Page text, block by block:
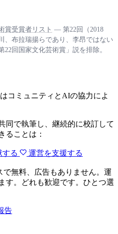
賞受賞者リスト — 第22回（2018
、布拉瑞揚らであり、李昂ではない
22回国家文化芸術賞」説を排除。
コミュニティとAIの協力によ
同で執筆し、継続的に校訂して
ることは：
する 運営を支援する
で無料、広告もありません。運
す。どれも歓迎です。ひとつ選
告